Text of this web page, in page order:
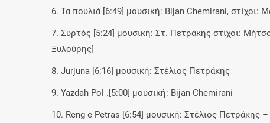
6. Τα πουλιά [6:49] μουσική: Βijan Chemirani, στίχοι:
7. Συρτός [5:24] μουσική: Στ. Πετράκης στίχοι:
Ξυλούρης]
8. Jurjuna [6:16] μουσική: Στέλιος Πετράκης
9. Yazdah Pol .[5:00] μουσική: Bijan Chemirani
10. Reng e Petras [6:54] μουσική: Στέλιος Πετράκης